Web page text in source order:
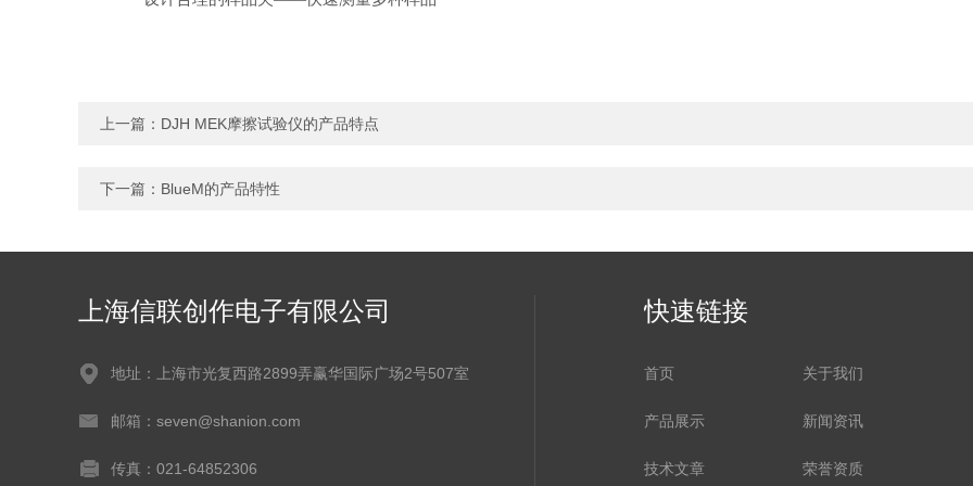
上一篇： DJH MEK摩擦试验仪的产品特点
下一篇： BlueM的产品特性
上海信联创作电子有限公司
地址：上海市光复西路2899弄赢华国际广场2号507室
邮箱：seven@shanion.com
传真：021-64852306
快速链接
首页 关于我们
产品展示 新闻资讯
技术文章 荣誉资质